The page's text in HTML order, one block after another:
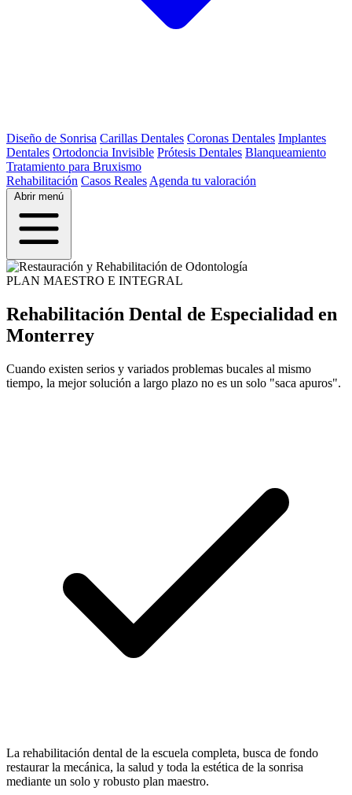
Diseño de Sonrisa Carillas Dentales Coronas Dentales Implantes
Dentales Ortodoncia Invisible Prótesis Dentales Blanqueamiento
Tratamiento para Bruxismo
Rehabilitación Casos RealesAgenda tu valoración
Abrir menú
PLAN MAESTRO E INTEGRAL
Rehabilitación Dental de Especialidad en
Monterrey
Cuando existen serios y variados problemas bucales al mismo
tiempo, la mejor solución a largo plazo no es un solo "saca apuros".
La rehabilitación dental de la escuela completa, busca de fondo
restaurar la mecánica, la salud y toda la estética de la sonrisa
mediante un solo y robusto plan maestro.